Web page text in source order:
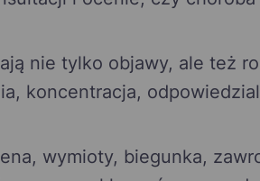
nie tylko objawy, ale też
koncentracja,
wymioty, biegunka,